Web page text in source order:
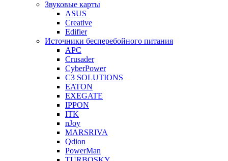
Звуковые карты
ASUS
Creative
Edifier
Источники бесперебойного питания
APC
Crusader
CyberPower
C3 SOLUTIONS
EATON
EXEGATE
IPPON
ITK
nJoy
MARSRIVA
Qdion
PowerMan